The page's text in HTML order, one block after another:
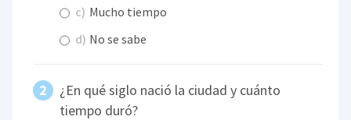
c) Mucho tiempo
d) No se sabe
¿En qué siglo nació la ciudad y cuánto
tiempo duró?